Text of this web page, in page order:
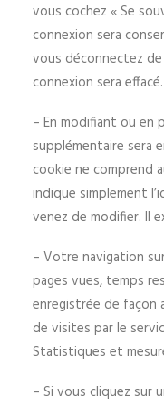
vous cochez « Se
connexion sera
vous déconnectez
connexion sera effacé.
– En modifiant ou en
supplémentaire sera
cookie ne comprend
indique simplement
venez de modifier. Il
– Votre navigation
pages vues, temps
enregistrée de façon
de visites par le
Statistiques et
– Si vous cliquez sur